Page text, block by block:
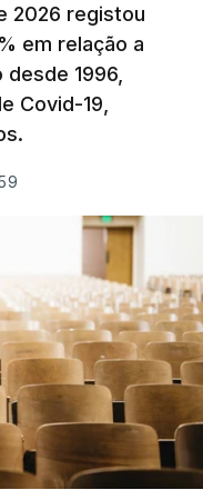
uma redução
sempre que se
combustíveis
a escalada de
à guerra no
Oriente e ao
dos
o cessar-fogo
as últimas
uma subida
ser revertida na
2026 registou
em relação a
1996,
Covid-19,